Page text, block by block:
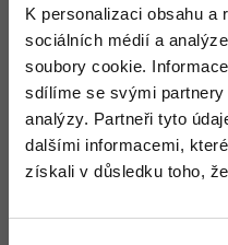
K personalizaci obsahu a
sociálních médií a
soubory cookie.
sdílíme se svými
analýzy. Partneři tyto
dalšími informacemi,
získali v důsledku toho,
Windows
Linux
Sítě
Fórum
zkušenostív
profesionálního
součásti, kterou lze
neboproniknutí do
Tyto vrcholové
samozřejmě pouze
kteří se mají zájem